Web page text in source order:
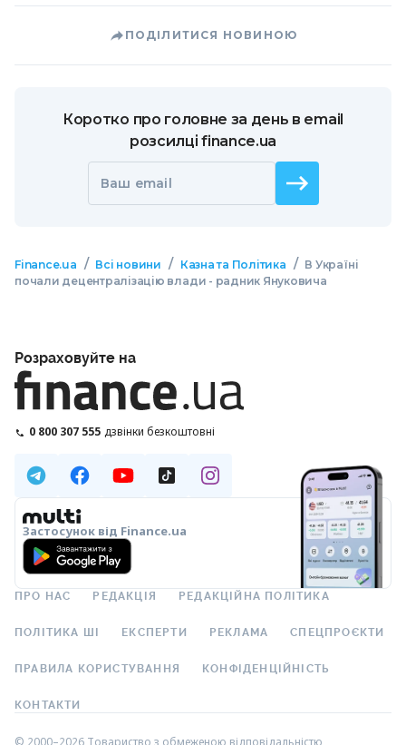
ПОДІЛИТИСЯ НОВИНОЮ
Коротко про головне за день в email
розсилці finance.ua
Ваш email
Finance.ua / Всі новини / Казна та Політика / В Україні
почали децентралізацію влади - радник Януковича
Розраховуйте на
0 800 307 555 дзвінки безкоштовні
Застосунок від Finance.ua
ПРО НАС РЕДАКЦІЯ РЕДАКЦІЙНА ПОЛІТИКА
ПОЛІТИКА ШІ ЕКСПЕРТИ РЕКЛАМА СПЕЦПРОЄКТИ
ПРАВИЛА КОРИСТУВАННЯ КОНФІДЕНЦІЙНІСТЬ
КОНТАКТИ
© 2000–2026 Товариство з обмеженою відповідальністю